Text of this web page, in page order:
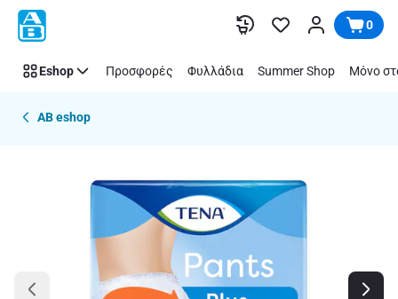
Παράλειψη 0
Eshop Προσφορές Φυλλάδια Summer Shop Μόνο
AB eshop